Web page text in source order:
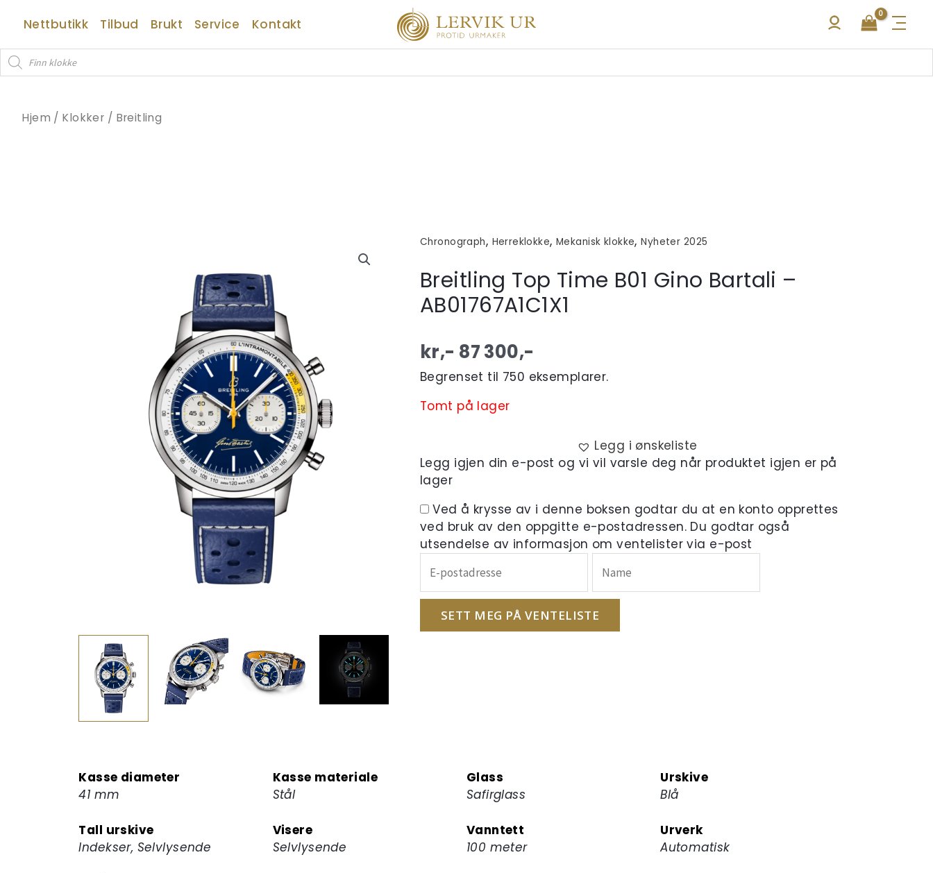
innholdet
Nettbutikk Tilbud Brukt Service
Kontakt
Products
search
Hjem / Klokker / Breitling
Chronograph, Herreklokke,Mekanisk klokke,Nyheter 2025
Breitling Top Time B01 Gino Bartali –
AB01767A1C1X1
kr,- 87 300,-
Begrenset til 750 eksemplarer.
Tomt på lager
Legg i ønskeliste
Legg igjen din e-post og vi vil varsle deg når produktet igjen er på
lager
Ved å krysse av i denne boksen godtar du at en konto opprettes
ved bruk av den oppgitte e-postadressen. Du godtar også
utsendelse av informasjon om ventelister via e-post
inn
e-
postadressen
din
produktet
SETT MEG PÅ VENTELISTE
Kasse diameter
41 mm
Kasse materiale
Stål
Glass
Safirglass
Urskive
Blå
Tall urskive
Indekser, Selvlysende
Visere
Selvlysende
Vanntett
100 meter
Urverk
Automatisk